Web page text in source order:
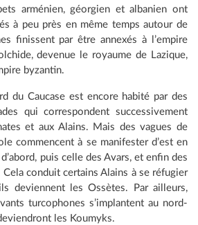
arménien, géorgien et albanien ont
à peu près en même temps autour de
finissent par être annexés à l’empire
devenue le royaume de Lazique,
byzantin.
du Caucase est encore habité par des
qui correspondent successivement
et aux Alains. Mais des vagues de
commencent à se manifester d’est en
puis celle des Avars, et enfin des
Cela conduit certains Alains à se réfugier
deviennent les Ossètes. Par ailleurs,
turcophones s’implantent au nord-
les Koumyks.